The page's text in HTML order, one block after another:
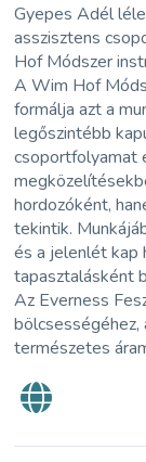
Gyepes Adél
asszisztens
Hof Módszer
A Wim Hof
formálja azt a
legőszintébb
csoportfolyamat
hordozóként,
tekintik.
és a jelenlét kap
tapasztalásként
Az Everness
természetes